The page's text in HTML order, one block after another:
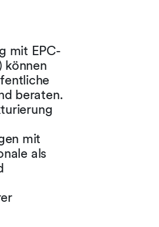
mit EPC-
können
beraten.
mit
als